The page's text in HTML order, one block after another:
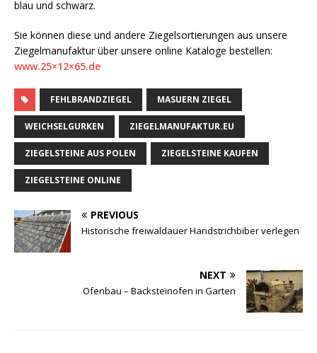
blau und schwarz.
Sie können diese und andere Ziegelsortierungen aus unsere
Ziegelmanufaktur über unsere online Kataloge bestellen:
www.25×12×65.de
FEHLBRANDZIEGEL MASUERN ZIEGEL
WEICHSELGURKEN ZIEGELMANUFAKTUR.EU
ZIEGELSTEINE AUS POLEN ZIEGELSTEINE KAUFEN
ZIEGELSTEINE ONLINE
PREVIOUS
Historische freiwaldauer Handstrichbiber verlegen
NEXT
Ofenbau – Backsteinofen in Garten